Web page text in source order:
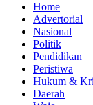
Home
Advertorial
Nasional
Politik
Pendidikan
Peristiwa
Hukum &
Daerah